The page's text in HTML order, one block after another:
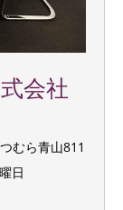
会社
むら青山811
日